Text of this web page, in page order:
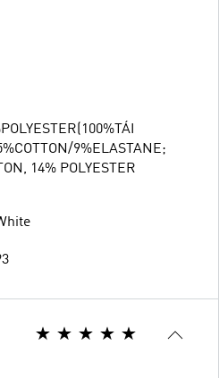
9%ELASTANE;
14% POLYESTER